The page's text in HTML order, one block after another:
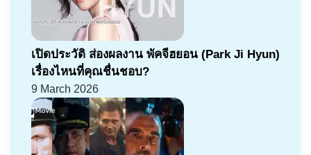
เปิดประวัติ ส่องผลงาน พัคจีฮยอน (Park Ji Hyun)
เรื่องไหนที่คุณชื่นชอบ?
9 March 2026